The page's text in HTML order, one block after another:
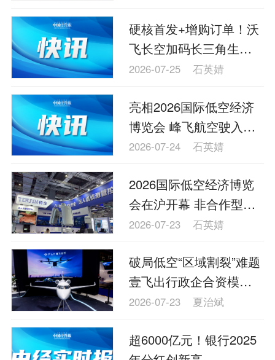
企业快讯
智造
硬核首发+增购订单！沃
飞长空加码长三角生态
布局
2026-07-25 石英婧
亮相2026国际低空经济
博览会 峰飞航空驶入空
中交通万亿新蓝海
2026-07-24 石英婧
2026国际低空经济博览
会在沪开幕 非合作型无
人机感知探测成焦点
2026-07-23 石英婧
破局低空“区域割裂”难题
壹飞出行政企合资模式
打通全国空域网络
2026-07-23 夏治斌
超6000亿元！银行2025